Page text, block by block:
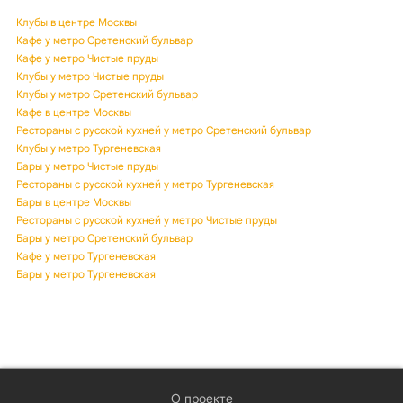
Клубы в центре Москвы
Кафе у метро Сретенский бульвар
Кафе у метро Чистые пруды
Клубы у метро Чистые пруды
Клубы у метро Сретенский бульвар
Кафе в центре Москвы
Рестораны с русской кухней у метро Сретенский бульвар
Клубы у метро Тургеневская
Бары у метро Чистые пруды
Рестораны с русской кухней у метро Тургеневская
Бары в центре Москвы
Рестораны с русской кухней у метро Чистые пруды
Бары у метро Сретенский бульвар
Кафе у метро Тургеневская
Бары у метро Тургеневская
О проекте